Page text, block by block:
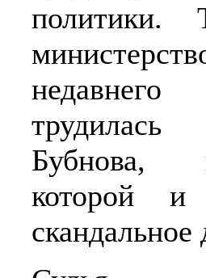
политики.
которой и
скандальное